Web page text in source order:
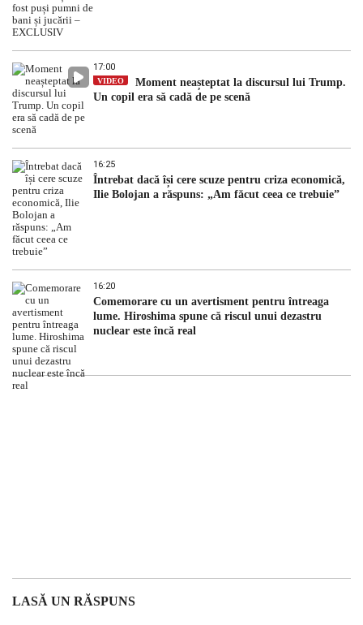
17:00
VIDEO
Moment neașteptat la discursul lui Trump.
Un copil era să cadă de pe scenă
16:25
Întrebat dacă își cere scuze pentru criza economică,
Ilie Bolojan a răspuns: „Am făcut ceea ce trebuie”
16:20
Comemorare cu un avertisment pentru întreaga
lume. Hiroshima spune că riscul unui dezastru
nuclear este încă real
LASĂ UN RĂSPUNS